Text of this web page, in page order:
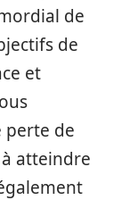
de
de
et
perte de
atteindre